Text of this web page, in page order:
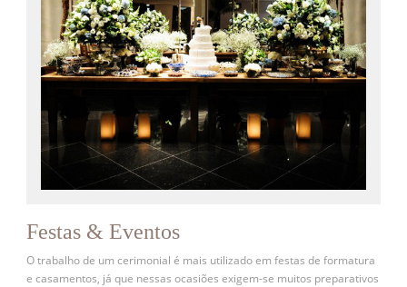
Festas & Eventos
O trabalho de um cerimonial é mais utilizado em festas de formatura
e casamentos, já que nessas ocasiões exigem-se muitos preparativos